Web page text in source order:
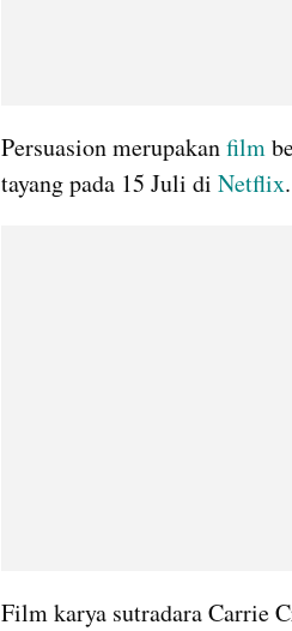
Persuasion merupakan film
tayang pada 15 Juli di Netflix.
Film karya sutradara Carrie